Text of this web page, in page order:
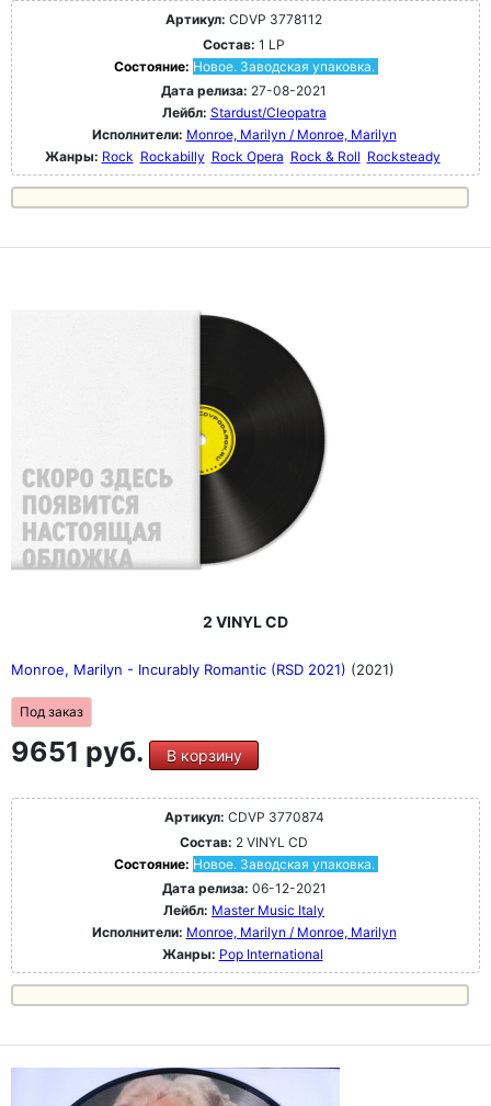
Артикул: CDVP 3778112
Состав: 1 LP
Состояние: Новое. Заводская упаковка.
Дата релиза: 27-08-2021
Лейбл: Stardust/Cleopatra
Исполнители: Monroe, Marilyn / Monroe, Marilyn
Жанры: Rock Rockabilly Rock Opera Rock & Roll Rocksteady
2 VINYL CD
Monroe, Marilyn - Incurably Romantic (RSD 2021) (2021)
Под заказ
9651 руб. В корзину
Артикул: CDVP 3770874
Состав: 2 VINYL CD
Состояние: Новое. Заводская упаковка.
Дата релиза: 06-12-2021
Лейбл: Master Music Italy
Исполнители: Monroe, Marilyn / Monroe, Marilyn
Жанры: Pop International